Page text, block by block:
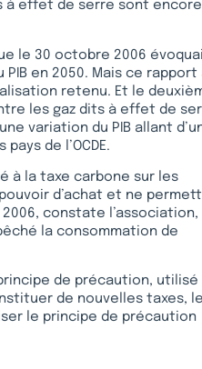
à effet de serre sont encore
le 30 octobre 2006
PIB en 2050. Mais ce rapport
retenu. Et le
les gaz dits à effet de
variation du PIB allant
de l’OCDE.
à la taxe carbone sur les
d’achat et ne
constate l’association,
la consommation de
de précaution, utilisé
de nouvelles taxes,
le principe de précaution